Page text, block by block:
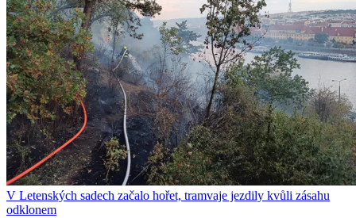
V Letenských sadech začalo hořet, tramvaje jezdily kvůli zásahu
odklonem